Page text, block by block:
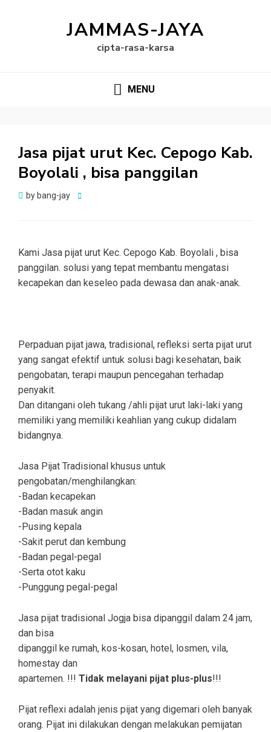
JAMMAS-JAYA
cipta-rasa-karsa
MENU
Jasa pijat urut Kec. Cepogo Kab.
Boyolali , bisa panggilan
by bang-jay
Posted
Kami Jasa pijat urut Kec. Cepogo Kab. Boyolali , bisa
panggilan. solusi yang tepat membantu mengatasi
kecapekan dan keseleo pada dewasa dan anak-anak.
Perpaduan pijat jawa, tradisional, refleksi serta pijat urut
yang sangat efektif untuk solusi bagi kesehatan, baik
pengobatan, terapi maupun pencegahan terhadap
penyakit.
Dan ditangani oleh tukang /ahli pijat urut laki-laki yang
memiliki yang memiliki keahlian yang cukup didalam
bidangnya.
Jasa Pijat Tradisional khusus untuk
pengobatan/menghilangkan:
-Badan kecapekan
-Badan masuk angin
-Pusing kepala
-Sakit perut dan kembung
-Badan pegal-pegal
-Serta otot kaku
-Punggung pegal-pegal
Jasa pijat tradisional Jogja bisa dipanggil dalam 24 jam,
dan bisa
dipanggil ke rumah, kos-kosan, hotel, losmen, vila,
homestay dan
apartemen. !!! Tidak melayani pijat plus-plus!!!
Pijat reflexi adalah jenis pijat yang digemari oleh banyak
orang. Pijat ini dilakukan dengan melakukan pemijatan